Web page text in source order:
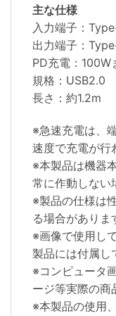
主な仕様
入力端子：
出力端子：
PD充電：100W
規格：USB2.0
長さ：約1.2m
※急速充電は、
速度で充電が行
※本製品は機器
常に作動しない
※製品の仕様は
る場合がありま
※画像で使用し
製品には付属し
※コンピュータ
ージ等実際の商
※本製品の使用